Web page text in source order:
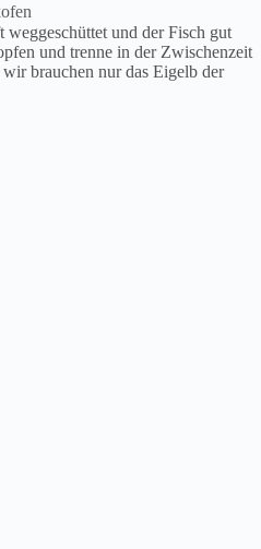
und der Fisch gut
und trenne in der Zwischenzeit
brauchen nur das Eigelb der